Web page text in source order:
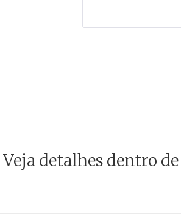
Veja detalhes dentro